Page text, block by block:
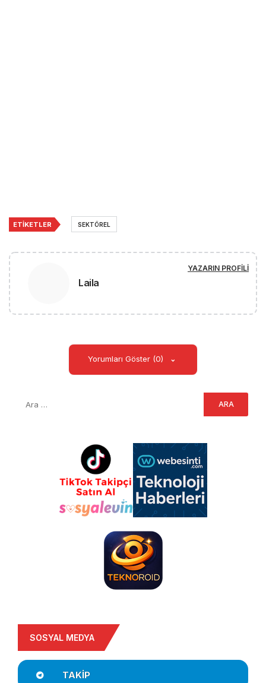
ETIKETLER SEKTÖREL
Laila
YAZARIN PROFILI
Yorumları Göster (0)
SOSYAL MEDYA
TAKIP